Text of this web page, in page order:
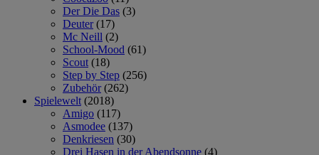
Der Die Das (3)
Deuter (17)
Mc Neill (2)
School-Mood (61)
Scout (18)
Step by Step (256)
Zubehör (262)
Spielewelt (2018)
Amigo (117)
Asmodee (137)
Denkriesen (30)
Drei Hasen in der Abendsonne (4)